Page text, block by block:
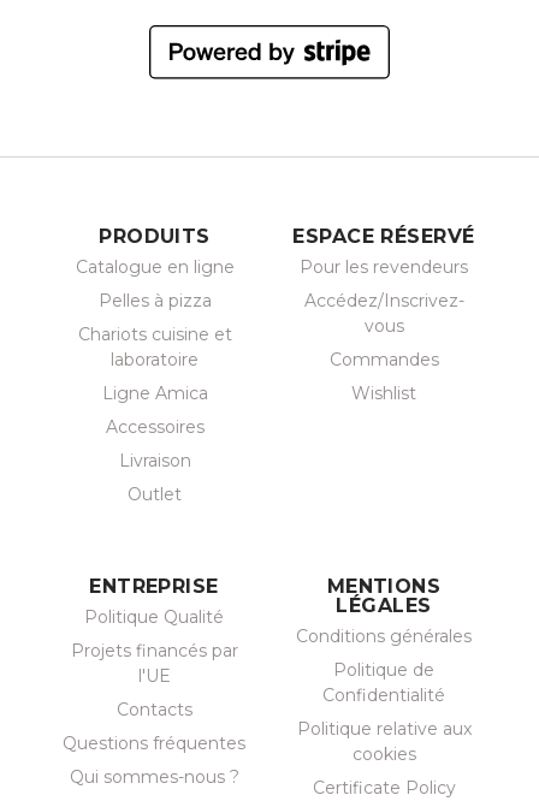
PRODUITS
Catalogue en ligne
Pelles à pizza
Chariots cuisine et
laboratoire
Ligne Amica
Accessoires
Livraison
Outlet
ESPACE RÉSERVÉ
Pour les revendeurs
Accédez/Inscrivez-
vous
Commandes
Wishlist
ENTREPRISE
Politique Qualité
Projets financés par
l'UE
Contacts
Questions fréquentes
Qui sommes-nous ?
MENTIONS
LÉGALES
Conditions générales
Politique de
Confidentialité
Politique relative aux
cookies
Certificate Policy